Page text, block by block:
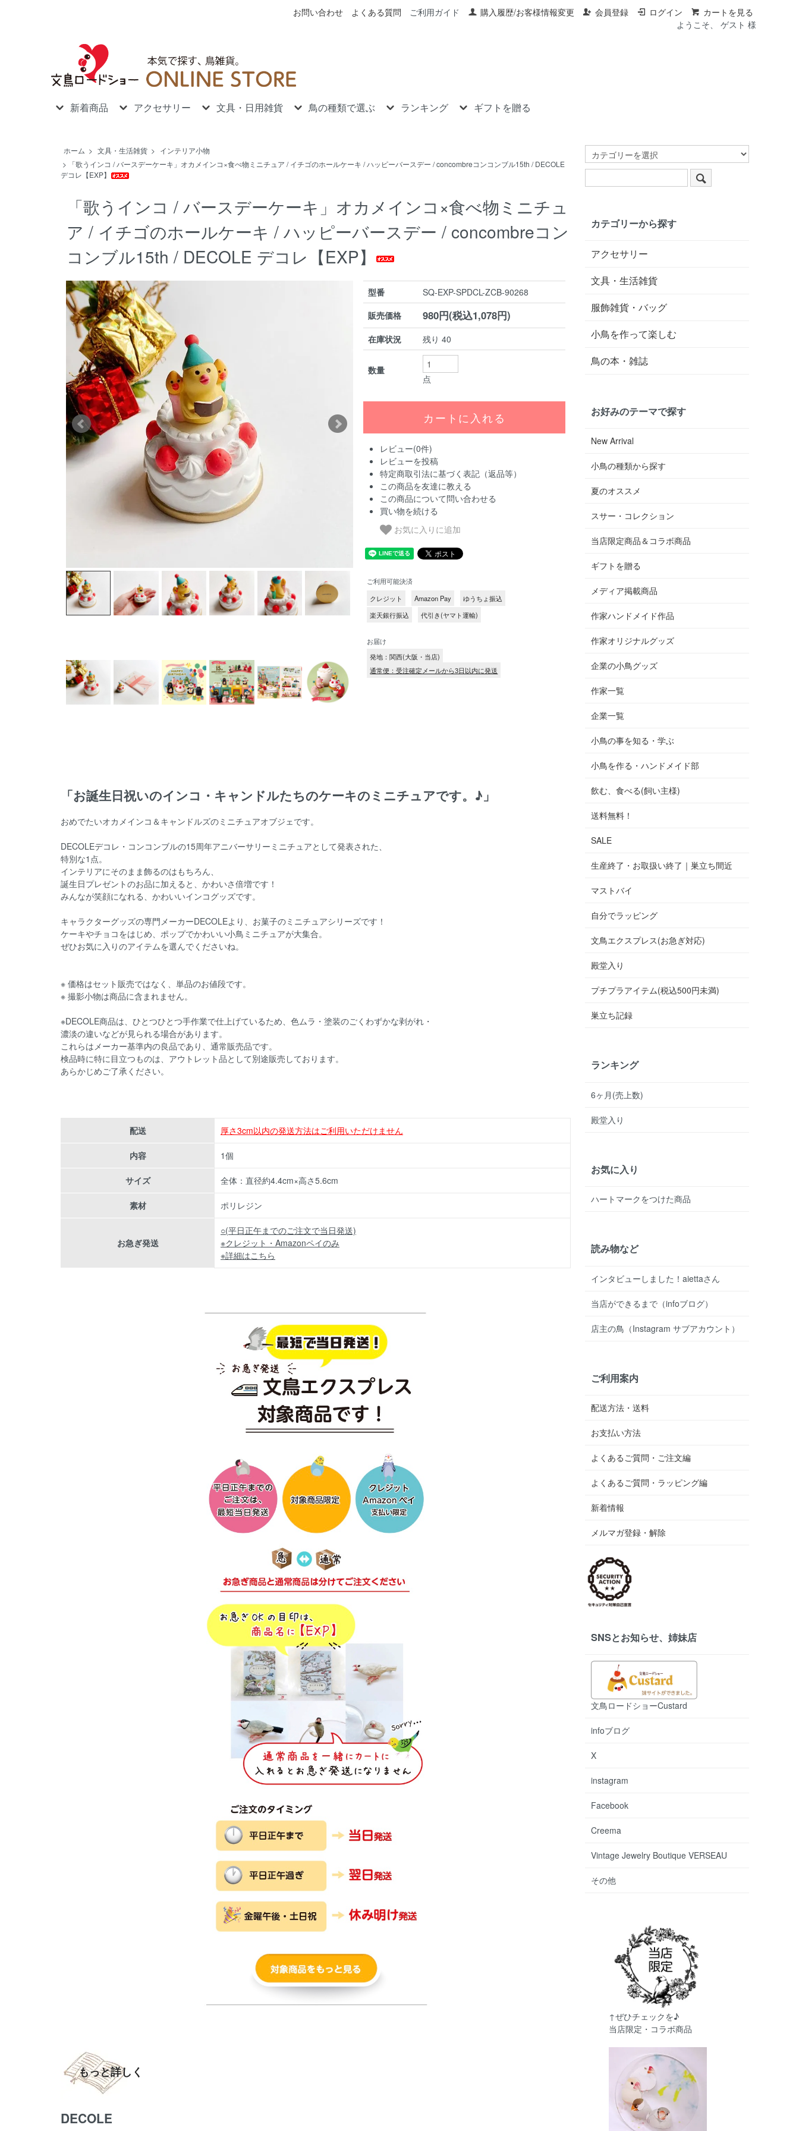
お問い合わせ よくある質問 ご利用ガイド 購入履歴/お客様情報変更 会員登録 ログイン
カートを見る
ようこそ、 ゲスト 様
新着商品 アクセサリー 文具・日用雑貨 鳥の種類で選ぶ ランキング ギフトを贈る
ホーム > 文具・生活雑貨 > インテリア小物
>
「歌うインコ / バースデーケーキ」オカメインコ×食べ物ミニチュア / イチゴのホールケーキ / ハッピーバースデー / concombreコンコンブル15th / DECOLE
デコレ【EXP】
「歌うインコ / バースデーケーキ」オカメインコ×食べ物ミニチュ
ア / イチゴのホールケーキ / ハッピーバースデー / concombreコン
コンブル15th / DECOLE デコレ【EXP】
型番
SQ-EXP-SPDCL-ZCB-90268
販売価格
980円(税込1,078円)
在庫状況 残り 40
数量
点
レビュー(0件)
レビューを投稿
特定商取引法に基づく表記（返品等）
この商品を友達に教える
この商品について問い合わせる
買い物を続ける
お気に入りに追加
ご利用可能決済
クレジット
Amazon Pay
ゆうちょ振込
楽天銀行振込
代引き(ヤマト運輸)
お届け
発地：関西(大阪・当店)
通常便：受注確定メールから3日以内に発送
「お誕生日祝いのインコ・キャンドルたちのケーキのミニチュアです。♪」
おめでたいオカメインコ＆キャンドルズのミニチュアオブジェです。
DECOLEデコレ・コンコンブルの15周年アニバーサリーミニチュアとして発表された、
特別な1点。
インテリアにそのまま飾るのはもちろん、
誕生日プレゼントのお品に加えると、かわいさ倍増です！
みんなが笑顔になれる、かわいいインコグッズです。
キャラクターグッズの専門メーカーDECOLEより、お菓子のミニチュアシリーズです！
ケーキやチョコをはじめ、ポップでかわいい小鳥ミニチュアが大集合。
ぜひお気に入りのアイテムを選んでくださいね。
※ 価格はセット販売ではなく、単品のお値段です。
※ 撮影小物は商品に含まれません。
※DECOLE商品は、ひとつひとつ手作業で仕上げているため、色ムラ・塗装のごくわずかな剥がれ・
濃淡の違いなどが見られる場合があります。
これらはメーカー基準内の良品であり、通常販売品です。
検品時に特に目立つものは、アウトレット品として別途販売しております。
あらかじめご了承ください。
配送 厚さ3cm以内の発送方法はご利用いただけません
内容 1個
サイズ 全体：直径約4.4cm×高さ5.6cm
素材 ポリレジン
お急ぎ発送
○(平日正午までのご注文で当日発送)
※クレジット・Amazonペイのみ
※詳細はこちら
もっと詳しく
DECOLE
カテゴリーから探す
アクセサリー
文具・生活雑貨
服飾雑貨・バッグ
小鳥を作って楽しむ
鳥の本・雑誌
お好みのテーマで探す
New Arrival
小鳥の種類から探す
夏のオススメ
スサー・コレクション
当店限定商品＆コラボ商品
ギフトを贈る
メディア掲載商品
作家ハンドメイド作品
作家オリジナルグッズ
企業の小鳥グッズ
作家一覧
企業一覧
小鳥の事を知る・学ぶ
小鳥を作る・ハンドメイド部
飲む、食べる(飼い主様)
送料無料！
SALE
生産終了・お取扱い終了｜巣立ち間近
マストバイ
自分でラッピング
文鳥エクスプレス(お急ぎ対応)
殿堂入り
プチプラアイテム(税込500円未満)
巣立ち記録
ランキング
6ヶ月(売上数)
殿堂入り
お気に入り
ハートマークをつけた商品
読み物など
インタビューしました！aiettaさん
当店ができるまで（infoブログ）
店主の鳥（Instagram サブアカウント）
ご利用案内
配送方法・送料
お支払い方法
よくあるご質問・ご注文編
よくあるご質問・ラッピング編
新着情報
メルマガ登録・解除
SNSとお知らせ、姉妹店
文鳥ロードショーCustard
infoブログ
X
instagram
Facebook
Creema
Vintage Jewelry Boutique VERSEAU
その他
↑ぜひチェックを♪
当店限定・コラボ商品